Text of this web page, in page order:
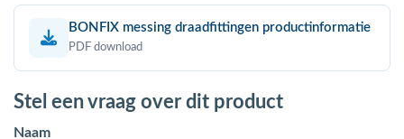
BONFIX messing draadfittingen productinformatie
PDF download
Stel een vraag over dit product
Naam